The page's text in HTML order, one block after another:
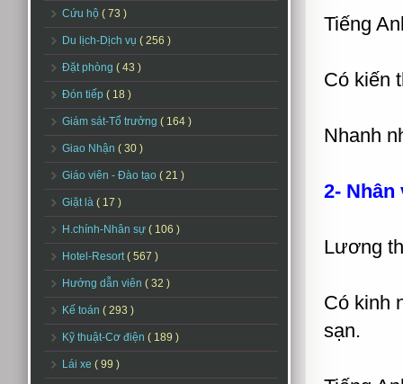
Cứu hộ ( 73 )
Du lịch-Dịch vụ ( 256 )
Đặt phòng ( 43 )
Đón tiếp ( 18 )
Giám sát-Tổ trưởng ( 164 )
Giao Nhận ( 30 )
Giáo viên - Đào tạo ( 21 )
Giặt là ( 17 )
H.chính-Nhân sự ( 106 )
Hotel-Resort( 567 )
Hướng dẫn viên ( 32 )
Kế toán ( 293 )
Kỹ thuật-Cơ điện ( 189 )
Lái xe ( 99 )
Tiếng
Có kiến
Nhanh
2-
Lương
Có kinh
sạn.